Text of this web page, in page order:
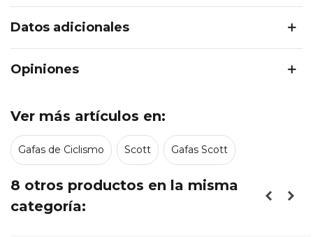
Datos adicionales
Opiniones
Ver más artículos en:
Gafas de Ciclismo Scott Gafas Scott
8 otros productos en la misma
categoría: